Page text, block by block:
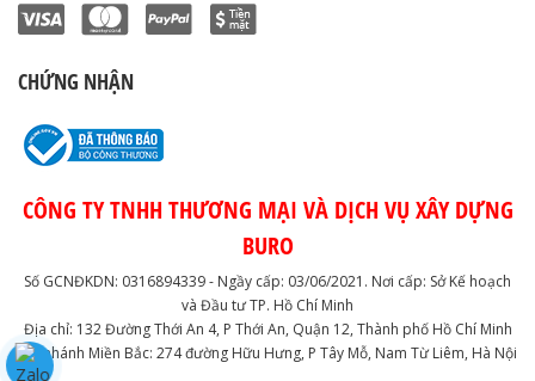
CHỨNG NHẬN
CÔNG TY TNHH THƯƠNG MẠI VÀ DỊCH VỤ XÂY DỰNG
BURO
Số GCNĐKDN: 0316894339 - Ngầy cấp: 03/06/2021. Nơi cấp: Sở Kế hoạch
và Đầu tư TP. Hồ Chí Minh
Địa chỉ: 132 Đường Thới An 4, P Thới An, Quận 12, Thành phố Hồ Chí Minh
Chi nhánh Miền Bắc: 274 đường Hữu Hưng, P Tây Mỗ, Nam Từ Liêm, Hà Nội